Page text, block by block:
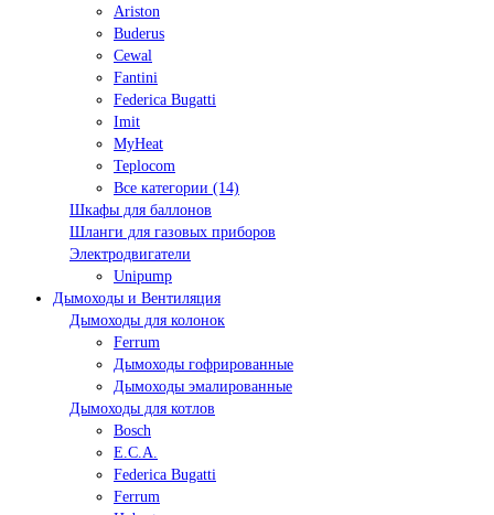
Ariston
Buderus
Cewal
Fantini
Federica Bugatti
Imit
MyHeat
Teplocom
Все категории (14)
Шкафы для баллонов
Шланги для газовых приборов
Электродвигатели
Unipump
Дымоходы и Вентиляция
Дымоходы для колонок
Ferrum
Дымоходы гофрированные
Дымоходы эмалированные
Дымоходы для котлов
Bosch
E.C.A.
Federica Bugatti
Ferrum